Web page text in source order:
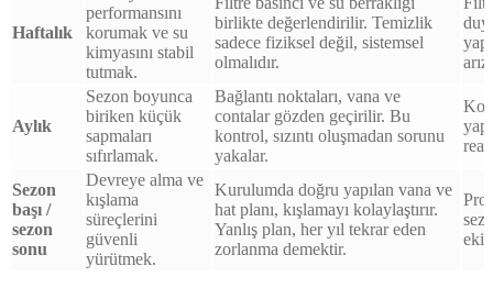
Haftalık
performansını
korumak ve su
kimyasını stabil
tutmak.
birlikte değerlendirilir. Temizlik
sadece fiziksel değil, sistemsel
olmalıdır.
Aylık
Sezon boyunca
biriken küçük
sapmaları
sıfırlamak.
Bağlantı noktaları, vana ve
contalar gözden geçirilir. Bu
kontrol, sızıntı oluşmadan sorunu
yakalar.
Sezon
başı /
sezon
sonu
Devreye alma ve
kışlama
süreçlerini
güvenli
yürütmek.
Kurulumda doğru yapılan vana ve
hat planı, kışlamayı kolaylaştırır.
Yanlış plan, her yıl tekrar eden
zorlanma demektir.